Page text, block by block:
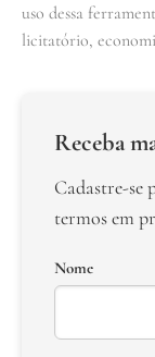
uso dessa
licitatório,
Receba
Cadastre-se
termos em
Nome